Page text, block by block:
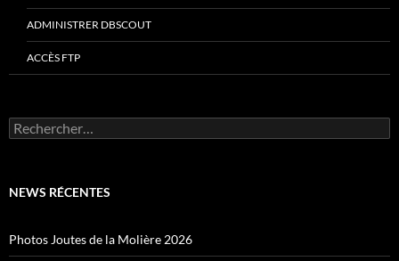
ADMINISTRER DBSCOUT
ACCÈS FTP
Rechercher :
NEWS RÉCENTES
Photos Joutes de la Molière 2026